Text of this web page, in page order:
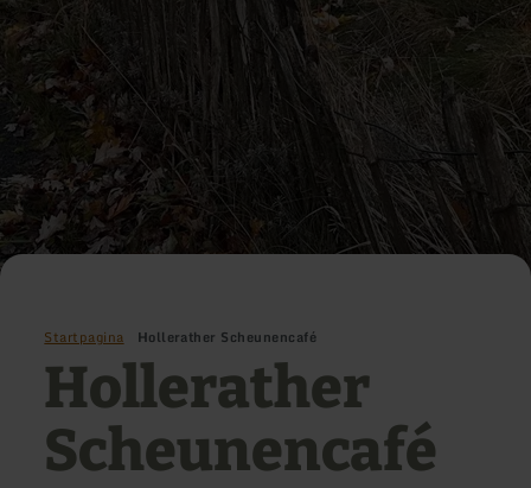
Startpagina Hollerather Scheunencafé
Hollerather
Scheunencafé